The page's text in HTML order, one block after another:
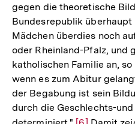
gegen die theoretische
Bundesrepublik überhaupt
Mädchen überdies noch
oder Rheinland-Pfalz, und
katholischen Familie an,
wenn es zum Abitur
der Begabung ist sein
durch die Geschlechts-